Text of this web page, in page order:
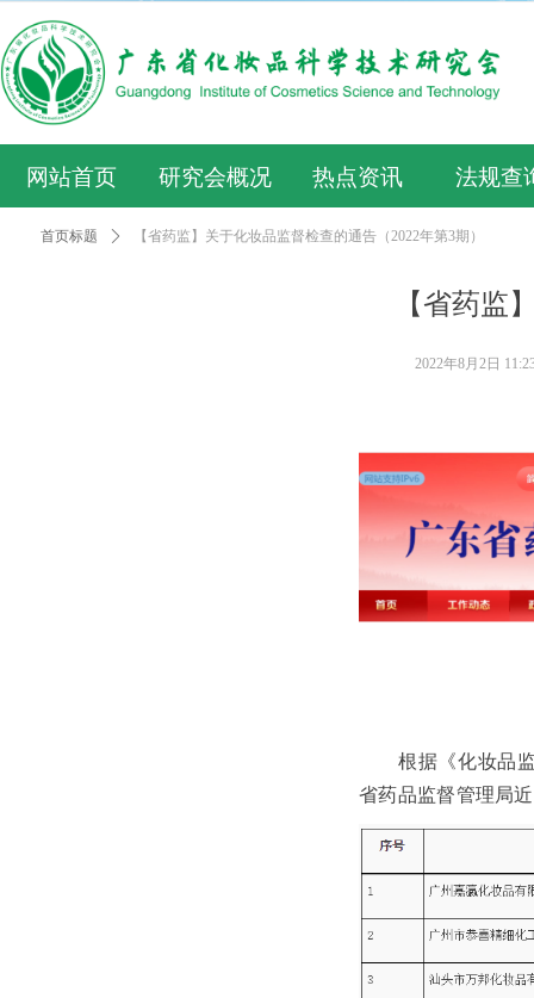
网站首页 研究会概况 热点资讯 法规查
【省药监
首页标题 ꄲ 【省药监】关于化妆品监督检查的通告（2022年第3期）
根据《化妆品监
省药品监督管理局
2022年8月2日